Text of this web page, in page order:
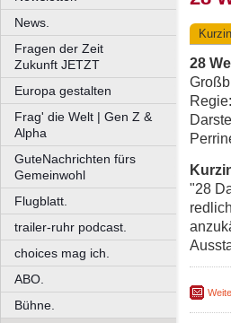
News.
Fragen der Zeit
Zukunft JETZT
Europa gestalten
Frag' die Welt | Gen Z &
Alpha
GuteNachrichten fürs
Gemeinwohl
Flugblatt.
trailer-ruhr podcast.
choices mag ich.
ABO.
Bühne.
28
"28